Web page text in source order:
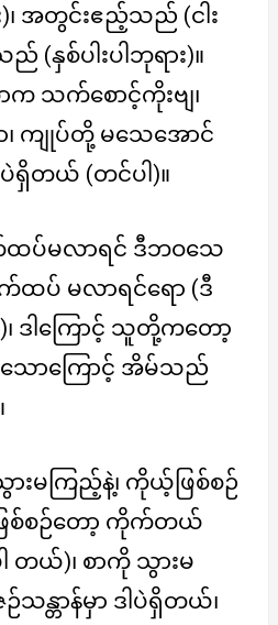
)၊ အတွင်းဧည့်သည် (ငါး
ည် (နှစ်ပါးပါဘုရား)။
သက်စောင့်ကိုးဗျ၊
ကျုပ်တို့ မသေအောင်
ပဲရှိတယ် (တင်ပါ)။
ထပ်မလာရင် ဒီဘဝသေ
ထပ် မလာရင်ရော (ဒီ
ဒါကြောင့် သူတို့ကတော့
ောကြောင့် အိမ်သည်
ားမကြည့်နဲ့၊ ကိုယ့်ဖြစ်စဉ်
စ်စဉ်တော့ ကိုက်တယ်
ယ်)၊ စာကို သွားမ
သန္တာန်မှာ ဒါပဲရှိတယ်၊